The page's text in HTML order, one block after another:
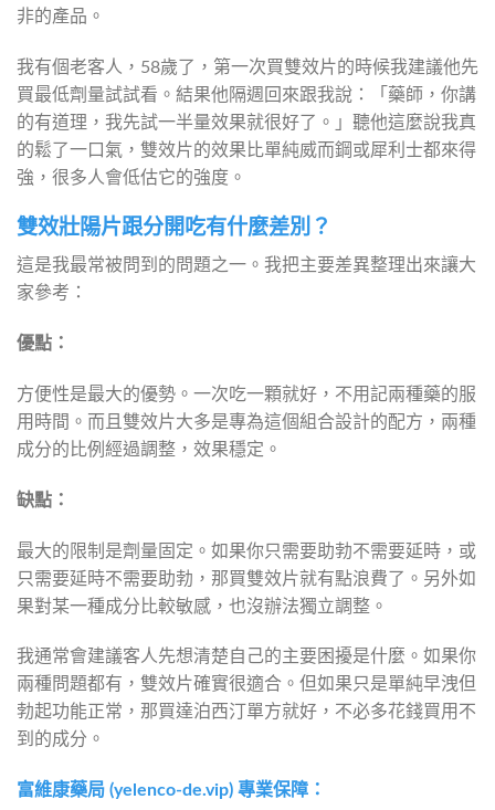
非的產品。
我有個老客人，58歲了，第一次買雙效片的時候我建議他先
買最低劑量試試看。結果他隔週回來跟我說：「藥師，你講
的有道理，我先試一半量效果就很好了。」聽他這麼說我真
的鬆了一口氣，雙效片的效果比單純威而鋼或犀利士都來得
強，很多人會低估它的強度。
雙效壯陽片跟分開吃有什麼差別？
這是我最常被問到的問題之一。我把主要差異整理出來讓大
家參考：
優點：
方便性是最大的優勢。一次吃一顆就好，不用記兩種藥的服
用時間。而且雙效片大多是專為這個組合設計的配方，兩種
成分的比例經過調整，效果穩定。
缺點：
最大的限制是劑量固定。如果你只需要助勃不需要延時，或
只需要延時不需要助勃，那買雙效片就有點浪費了。另外如
果對某一種成分比較敏感，也沒辦法獨立調整。
我通常會建議客人先想清楚自己的主要困擾是什麼。如果你
兩種問題都有，雙效片確實很適合。但如果只是單純早洩但
勃起功能正常，那買達泊西汀單方就好，不必多花錢買用不
到的成分。
富維康藥局 (yelenco-de.vip) 專業保障：